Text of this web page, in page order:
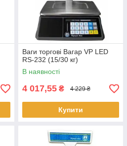
Ваги торгові Вагар VP LED
RS-232 (15/30 кг)
В наявності
4 017,55 ₴ 4 229 ₴
Купити